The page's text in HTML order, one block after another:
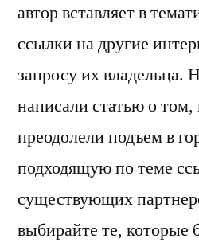
автор вставляет в
ссылки на другие
запросу их
написали статью о том,
преодолели подъем в
подходящую по теме
существующих
выбирайте те, которые